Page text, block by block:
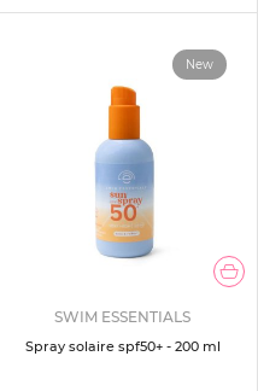
New
SWIM ESSENTIALS
Spray solaire spf50+ - 200 ml